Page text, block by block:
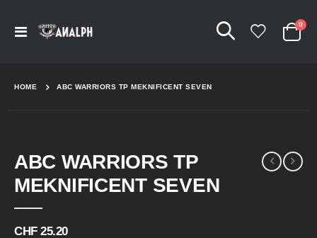
Navigation
Cart
0
HOME ABC WARRIORS TP MEKNIFICENT SEVEN
ABC WARRIORS TP
MEKNIFICENT SEVEN
CHF 25.20
to
the
end
images
to
the
beginning
images